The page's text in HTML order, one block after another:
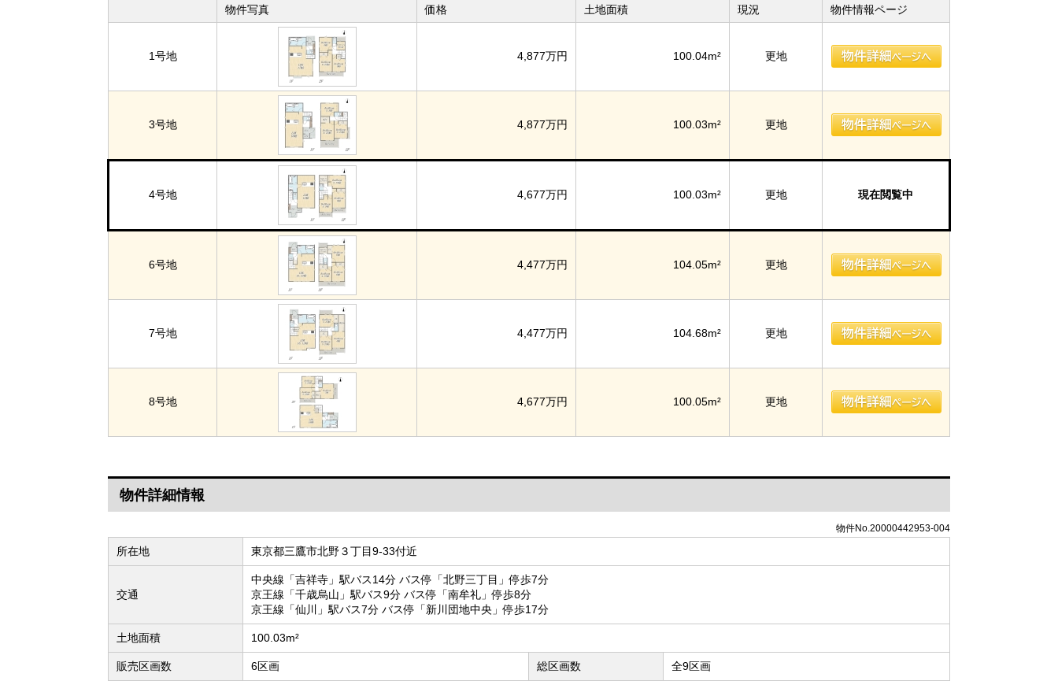
物件写真 価格 土地面積 現況 物件情報ページ
1号地 4,877万円 100.04m² 更地
3号地 4,877万円 100.03m² 更地
4号地 4,677万円 100.03m² 更地 現在閲覧中
6号地 4,477万円 104.05m² 更地
7号地 4,477万円 104.68m² 更地
8号地 4,677万円 100.05m² 更地
物件詳細情報
物件No.20000442953-004
所在地 東京都三鷹市北野３丁目9-33付近
交通
中央線「吉祥寺」駅バス14分 バス停「北野三丁目」停歩7分
京王線「千歳烏山」駅バス9分 バス停「南牟礼」停歩8分
京王線「仙川」駅バス7分 バス停「新川団地中央」停歩17分
土地面積 100.03m²
販売区画数 6区画 総区画数 全9区画